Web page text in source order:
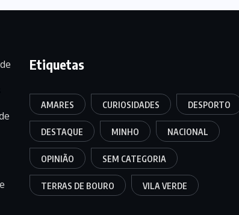
Etiquetas
AMARES CURIOSIDADES DESPORTO
DESTAQUE MINHO NACIONAL
OPINIÃO SEM CATEGORIA
TERRAS DE BOURO VILA VERDE